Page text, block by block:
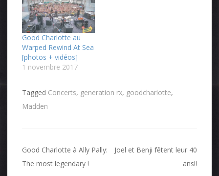
Good Charlotte au
Warped Rewind At Sea
[photos + vidéos]
1 novembre 2017
Tagged Concerts, generation rx, goodcharlotte,
Madden
Navigation
de
Good Charlotte à Ally Pally:
The most legendary !
Joel et Benji fêtent leur 40
ans!!